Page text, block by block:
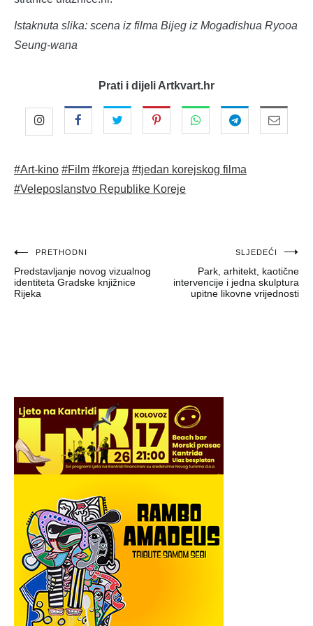
Istaknuta slika: scena iz filma Bijeg iz Mogadishua Ryooa
Seung-wana
Prati i dijeli Artkvart.hr
#Art-kino #Film #koreja #tjedan korejskog filma
#Veleposlanstvo Republike Koreje
Navigacija
objava
PRETHODNI
Predstavljanje novog vizualnog
identiteta Gradske knjižnice
Rijeka
SLJEDEĆI
Park, arhitekt, kaotične
intervencije i jedna skulptura
upitne likovne vrijednosti